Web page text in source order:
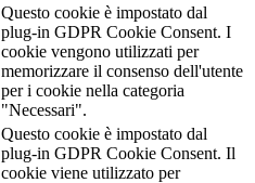
Questo cookie è impostato dal
plug-in GDPR Cookie Consent. I
cookie vengono utilizzati per
memorizzare il consenso dell'utente
per i cookie nella categoria
"Necessari".
Questo cookie è impostato dal
plug-in GDPR Cookie Consent. Il
cookie viene utilizzato per